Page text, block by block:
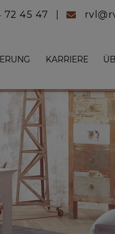
72 45 47
KARRIERE
Um fortfahren zu
Auswahl treffen.
Erläuterung der